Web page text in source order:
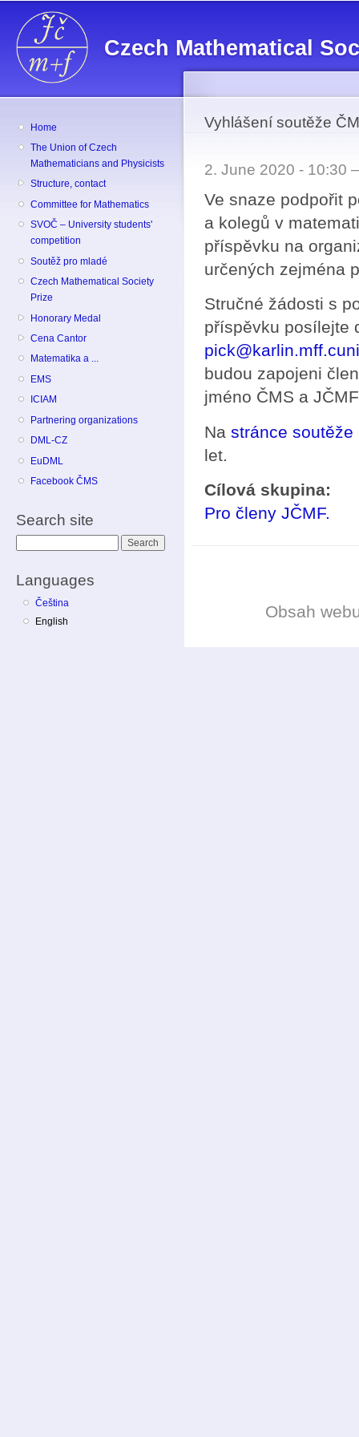
Czech Mathematical
Home
The Union of Czech
Mathematicians and Physicists
Structure, contact
Committee for Mathematics
SVOČ – University students'
competition
Soutěž pro mladé
Czech Mathematical Society
Prize
Honorary Medal
Cena Cantor
Matematika a ...
EMS
ICIAM
Partnering organizations
DML-CZ
EuDML
Facebook ČMS
Search site
Languages
Čeština
English
Vyhlášení soutěže
2. June 2020 -
Ve snaze podpořit
a kolegů v
příspěvku na
určených zejména
Stručné žádosti s
příspěvku posílejte
budou zapojeni
jméno ČMS a
Na stránce soutěže
let.
Cílová skupina:
Pro členy JČMF.
Obsah